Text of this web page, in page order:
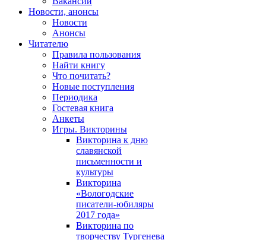
Новости, анонсы
Новости
Анонсы
Читателю
Правила пользования
Найти книгу
Что почитать?
Новые поступления
Периодика
Гостевая книга
Анкеты
Игры. Викторины
Викторина к дню
славянской
письменности и
культуры
Викторина
«Вологодские
писатели-юбиляры
2017 года»
Викторина по
творчеству Тургенева